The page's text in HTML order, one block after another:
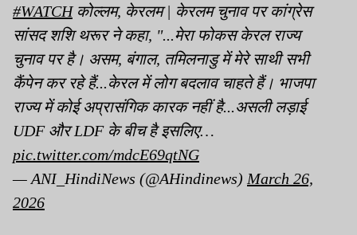
#WATCHकोल्लम, केरलम | केरलम चुनाव पर कांग्रेस
सांसद शशि थरूर ने कहा, "...मेरा फोकस केरल राज्य
चुनाव पर है। असम, बंगाल, तमिलनाडु में मेरे साथी सभी
कैंपेन कर रहे हैं...केरल में लोग बदलाव चाहते हैं। भाजपा
राज्य में कोई अप्रासंगिक कारक नहीं है...असली लड़ाई
UDF और LDF के बीच है इसलिए…
pic.twitter.com/mdcE69qtNG
— ANI_HindiNews (@AHindinews) March 26,
2026